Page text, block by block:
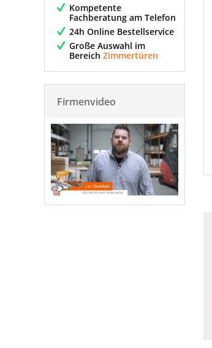
Kompetente
Fachberatung am Telefon
24h Online Bestellservice
Große Auswahl im
Bereich Zimmertüren
Firmenvideo